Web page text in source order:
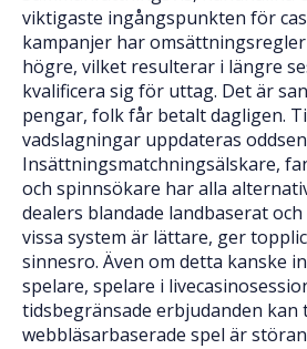
viktigaste ingångspunkten för
kampanjer har
högre, vilket resulterar i längre
kvalificera sig för uttag. Det är
pengar, folk får betalt dagligen.
vadslagningar uppdateras
Insättningsmatchningsälskare,
och spinnsökare har alla
dealers blandade landbaserat
vissa system är lättare, ger
sinnesro. Även om detta kanske
spelare, spelare i
tidsbegränsade erbjudanden kan
webbläsarbaserade spel är